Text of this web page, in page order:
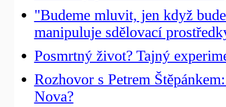
"Budeme mluvit, jen když
manipuluje sdělovací
Posmrtný život? Tajný
Rozhovor s Petrem
Nova?